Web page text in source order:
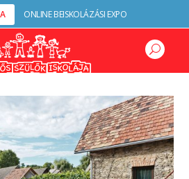
ONLINE BEISKOLÁZÁSI EXPO